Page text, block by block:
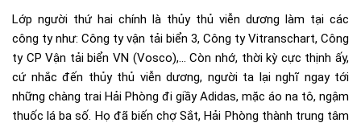
Lớp người thứ hai chính là thủy thủ viễn dương làm tại các
công ty như: Công ty vận tải biển 3, Công ty Vitranschart, Công
ty CP Vận tải biển VN (Vosco),… Còn nhớ, thời kỳ cực thịnh ấy,
cứ nhắc đến thủy thủ viễn dương, người ta lại nghĩ ngay tới
những chàng trai Hải Phòng đi giầy Adidas, mặc áo na tô, ngậm
thuốc lá ba số. Họ đã biến chợ Sắt, Hải Phòng thành trung tâm